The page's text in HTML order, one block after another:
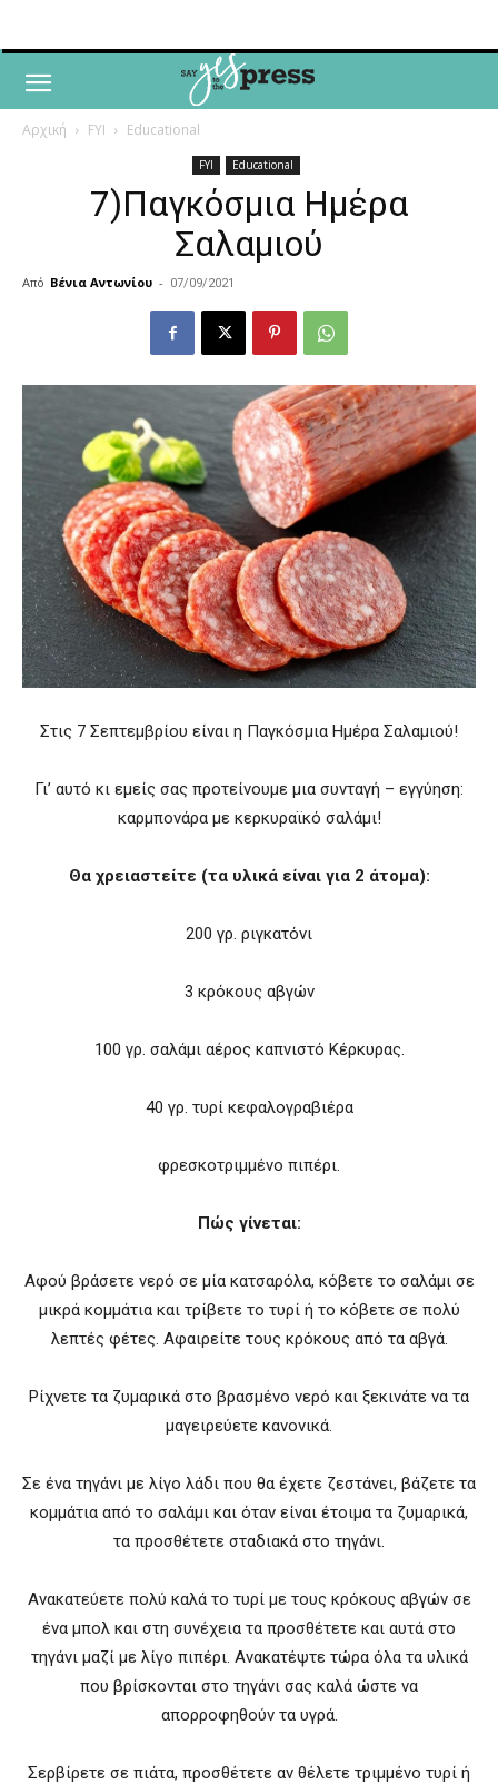
Αρχική FYI Educational
FYI Educational
7)Παγκόσμια Ημέρα
Σαλαμιού
Από Βένια Αντωνίου - 07/09/2021
Στις 7 Σεπτεμβρίου είναι η Παγκόσμια Ημέρα Σαλαμιού!
Γι’ αυτό κι εμείς σας προτείνουμε μια συνταγή – εγγύηση:
καρμπονάρα με κερκυραϊκό σαλάμι!
Θα χρειαστείτε (τα υλικά είναι για 2 άτομα):
200 γρ. ριγκατόνι
3 κρόκους αβγών
100 γρ. σαλάμι αέρος καπνιστό Κέρκυρας.
40 γρ. τυρί κεφαλογραβιέρα
φρεσκοτριμμένο πιπέρι.
Πώς γίνεται:
Αφού βράσετε νερό σε μία κατσαρόλα, κόβετε το σαλάμι σε
μικρά κομμάτια και τρίβετε το τυρί ή το κόβετε σε πολύ
λεπτές φέτες. Αφαιρείτε τους κρόκους από τα αβγά.
Ρίχνετε τα ζυμαρικά στο βρασμένο νερό και ξεκινάτε να τα
μαγειρεύετε κανονικά.
Σε ένα τηγάνι με λίγο λάδι που θα έχετε ζεστάνει, βάζετε τα
κομμάτια από το σαλάμι και όταν είναι έτοιμα τα ζυμαρικά,
τα προσθέτετε σταδιακά στο τηγάνι.
Ανακατεύετε πολύ καλά το τυρί με τους κρόκους αβγών σε
ένα μπολ και στη συνέχεια τα προσθέτετε και αυτά στο
τηγάνι μαζί με λίγο πιπέρι. Ανακατέψτε τώρα όλα τα υλικά
που βρίσκονται στο τηγάνι σας καλά ώστε να
απορροφηθούν τα υγρά.
Σερβίρετε σε πιάτα, προσθέτετε αν θέλετε τριμμένο τυρί ή